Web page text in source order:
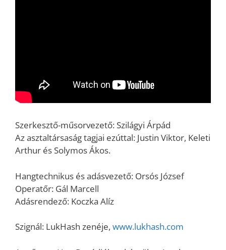
Szerkesztő-műsorvezető: Szilágyi Árpád
Az asztaltársaság tagjai ezúttal: Justin Viktor, Keleti
Arthur és Solymos Ákos.
Hangtechnikus és adásvezető: Orsós József
Operatőr: Gál Marcell
Adásrendező: Koczka Alíz
Szignál: LukHash zenéje, www.lukhash.com